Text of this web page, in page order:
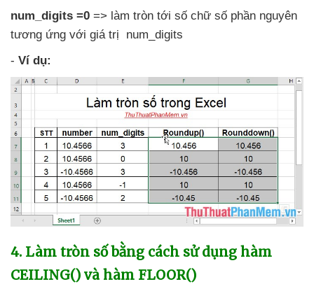
num_digits =0 => làm tròn tới số chữ số phần nguyên
tương ứng với giá trị num_digits
- Ví dụ:
4. Làm tròn số bằng cách sử dụng hàm
CEILING() và hàm FLOOR()